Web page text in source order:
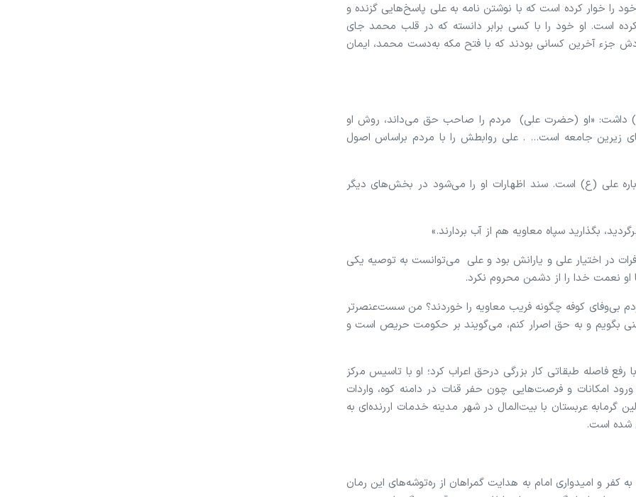
را خوار کرده است که با نوشتن نامه به علی پاسخ‌هایی گزنده و
است. او خود را با کسی برابر دانسته که در قلب محمد جای
جزء آخرین کسانی بودند که با فتح مکه به‌دست محمد، ایمان
داشت: «او (حضرت علی) مردم را صاحب حق می‌داند، روش او
زیرین جامعه است... . علی روابطش را با مردم براساس اصول
علی (ع) است. سند اظهارات او را می‌شود در بخش‌های دیگر
بگذارید سپاه معاویه هم از آب بردارند.»
در اختیار علی و یارانش بود و علی می‌توانست به توصیه یکی
او نعمت خدا را از دشمن محروم نکرد.
بی‌وفای کوفه چگونه فریب معاویه را خوردند؟ من سست‌عنصرتر
بگویم و به حق اصرار کنم، می‌گویند بر حکومت حریص است و
رفع فاصله طبقاتی کار بزرگی درحق اعراب کرد؛ او با تاسیس مرکز
امکانات و فرصت‌هایی چون حفر قنات در دامنه کوه، واردات
عربستان با بیت‌المال در شهر مدینه خدمات اررنده‌ای به
شده است.
کفر و امیدواری امام به هدایت گمراهان از ره‌توشه‌های این رمان